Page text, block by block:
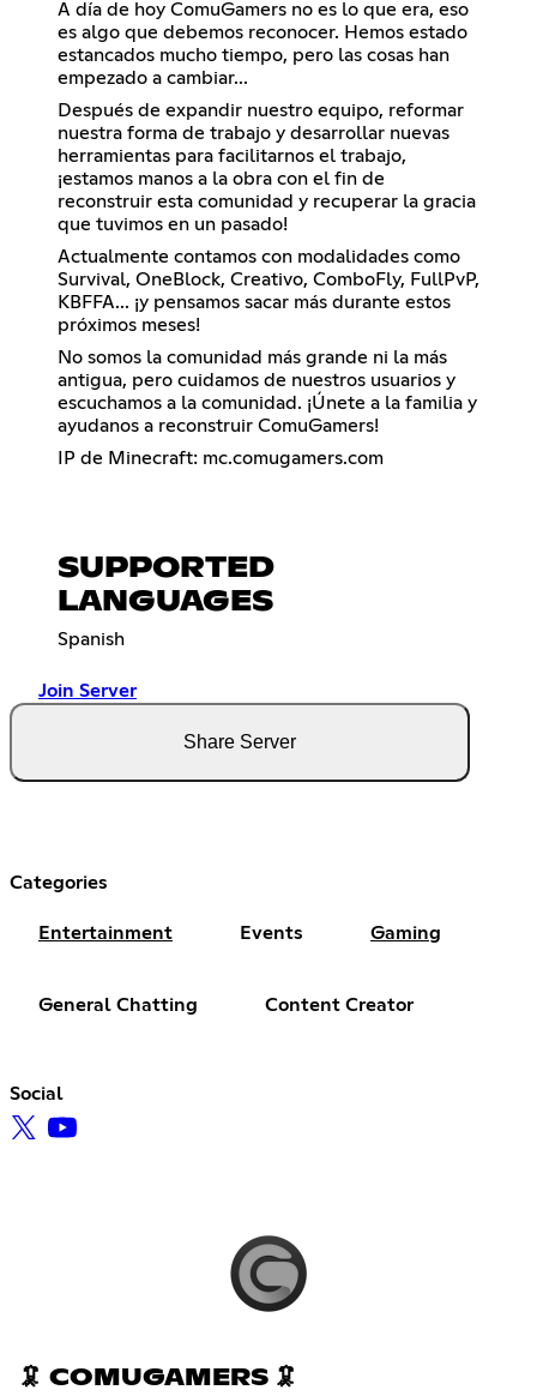
A día de hoy ComuGamers no es lo que era, eso
es algo que debemos reconocer. Hemos estado
estancados mucho tiempo, pero las cosas han
empezado a cambiar...
Después de expandir nuestro equipo, reformar
nuestra forma de trabajo y desarrollar nuevas
herramientas para facilitarnos el trabajo,
¡estamos manos a la obra con el fin de
reconstruir esta comunidad y recuperar la gracia
que tuvimos en un pasado!
Actualmente contamos con modalidades como
Survival, OneBlock, Creativo, ComboFly, FullPvP,
KBFFA... ¡y pensamos sacar más durante estos
próximos meses!
No somos la comunidad más grande ni la más
antigua, pero cuidamos de nuestros usuarios y
escuchamos a la comunidad. ¡Únete a la familia y
ayudanos a reconstruir ComuGamers!
IP de Minecraft: mc.comugamers.com
SUPPORTED
LANGUAGES
Spanish
Join Server
Share Server
Categories
Entertainment Events Gaming
General Chatting Content Creator
Social
🦑 COMUGAMERS 🦑